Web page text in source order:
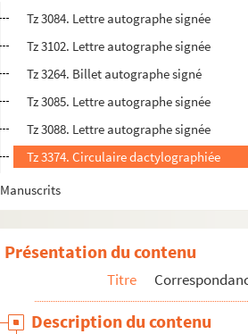
Tz 3084. Lettre autographe signée
Tz 3102. Lettre autographe signée
Tz 3264. Billet autographe signé
Tz 3085. Lettre autographe signée
Tz 3088. Lettre autographe signée
Tz 3374. Circulaire dactylographiée
Manuscrits
Présentation du contenu
Titre
Description du contenu